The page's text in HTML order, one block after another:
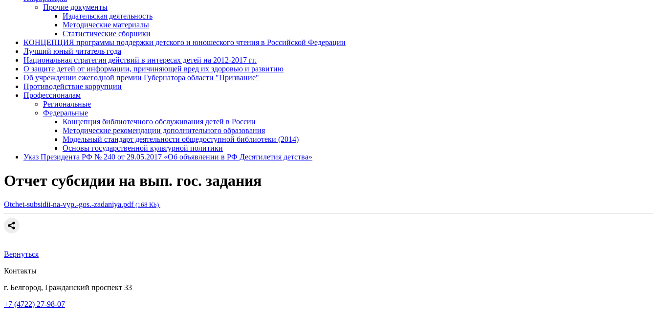
Прочие документы
Издательская деятельность
Методические материалы
Статистические сборники
КОНЦЕПЦИЯ программы поддержки детского и юношеского чтения в Российской Федерации
Лучший юный читатель года
Национальная стратегия действий в интересах детей на 2012-2017 гг.
О защите детей от информации, причиняющей вред их здоровью и развитию
Об учреждении ежегодной премии Губернатора области "Призвание"
Противодействие коррупции
Профессионалам
Региональные
Федеральные
Концепция библиотечного обслуживания детей в России
Методические рекомендации дополнительного образования
Модельный стандарт деятельности общедоступной библиотеки (2014)
Основы государственной культурной политики
Указ Президента РФ № 240 от 29.05.2017 «Об объявлении в РФ Десятилетия детства»
Отчет субсидии на вып. гос. задания
Otchet-subsidii-na-vyp.-gos.-zadaniya.pdf (168 Kb)
Вернуться
Контакты
г. Белгород, Гражданский проспект 33
+7 (4722) 27-98-07